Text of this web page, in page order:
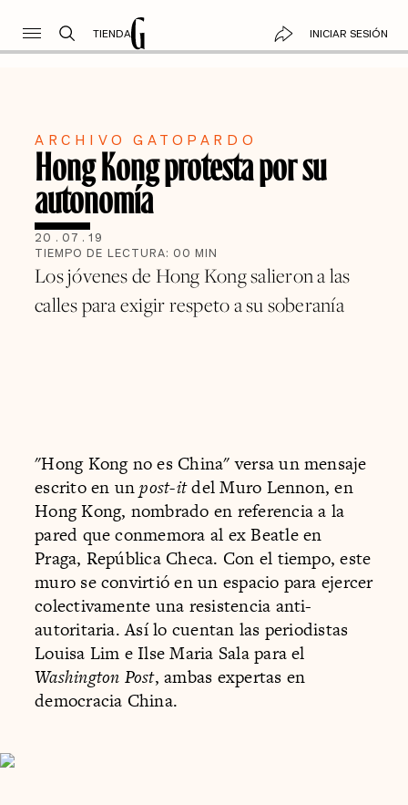
TIENDA INICIAR SESIÓN
ARCHIVO GATOPARDO
Hong Kong protesta por su
autonomía
20 . 07 . 19
TIEMPO DE LECTURA: 00 MIN
Los jóvenes de Hong Kong salieron a las
calles para exigir respeto a su soberanía
"Hong Kong no es China" versa un mensaje
escrito en unpost-itdel Muro Lennon, en
Hong Kong, nombrado en referencia a la
pared que conmemora al ex Beatle en
Praga, República Checa. Con el tiempo, este
muro se convirtió en un espacio para ejercer
colectivamente una resistencia anti-
autoritaria. Así lo cuentan las periodistas
Louisa Lim e Ilse Maria Sala para el
Washington Post, ambas expertas en
democracia China.